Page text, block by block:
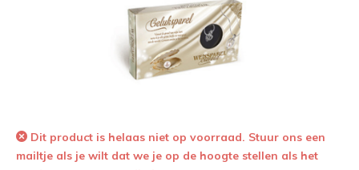
Dit product is helaas niet op voorraad. Stuur ons een
mailtje als je wilt dat we je op de hoogte stellen als het